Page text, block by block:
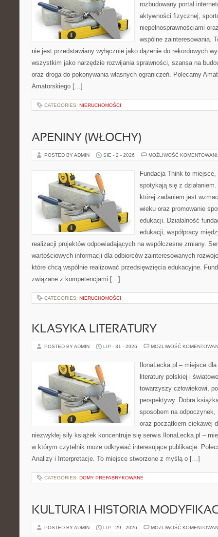
rozbudowany portal
aktywności fizycznej,
niepełnosprawnościami
wspólne zainteresowania.
nie jest przedstawiany wyłącznie jako dążenie do rekordowych
wszystkim jako narzędzie rozwijania sprawności, szansa na
oraz droga do pokonywania własnych ograniczeń. Polecamy
Amatorskiego […]
CATEGORIES: NIERUCHOMOŚCI
APENINY (WŁOCHY)
POSTED BY ADMIN SIE - 2 - 2026 MOŻLIWOŚĆ
Fundacja Think to
spotykają się z
której zadaniem jest
wieku oraz promowanie
edukacji. Działalność
edukacji, współpracy
realizacji projektów odpowiadających na współczesne zmiany.
wartościowych informacji dla odbiorców zainteresowanych
które chcą wspólnie realizować przedsięwzięcia edukacyjne.
związane z kompetencjami […]
CATEGORIES: NIERUCHOMOŚCI
KLASYKA LITERATURY
POSTED BY ADMIN LIP - 31 - 2026 MOŻLIWOŚĆ
IlonaLecka.pl – miejsce
literatury polskiej i
towarzyszy człowiekowi,
perspektywy. Dobra
sposobem na
oraz początkiem ciekawej
niezwykłej siły książek koncentruje się serwis IlonaLecka.pl –
w którym czytelnik może odkrywać interesujące publikacje.
Analizy i Interpretacje. To miejsce stworzone z myślą o […]
CATEGORIES: DOMY PREFABRYKOWANE
KULTURA I HISTORIA
POSTED BY ADMIN LIP - 29 - 2026 MOŻLIWOŚĆ